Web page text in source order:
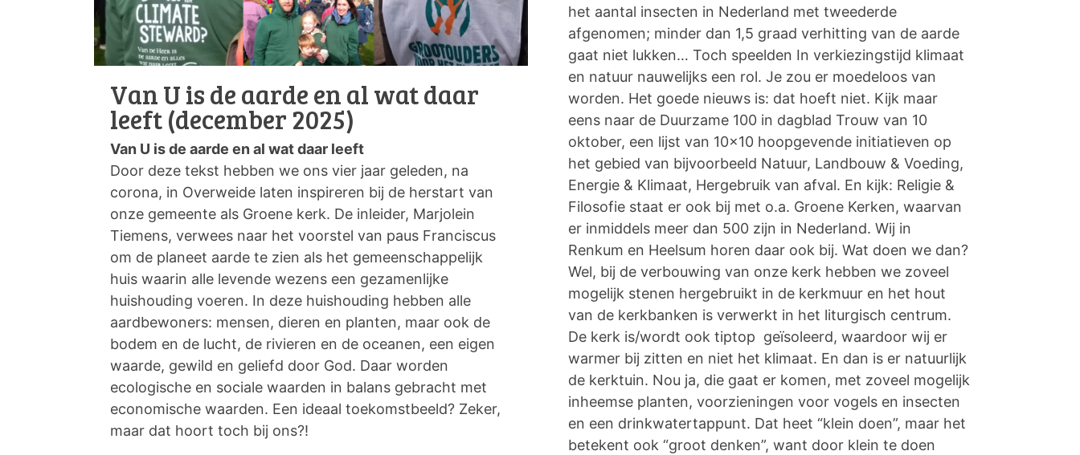
Van U is de aarde en al wat daar
leeft (december 2025)
Van U is de aarde en al wat daar leeft
Door deze tekst hebben we ons vier jaar geleden, na
corona, in Overweide laten inspireren bij de herstart van
onze gemeente als Groene kerk. De inleider, Marjolein
Tiemens, verwees naar het voorstel van paus Franciscus
om de planeet aarde te zien als het gemeenschappelijk
huis waarin alle levende wezens een gezamenlijke
huishouding voeren. In deze huishouding hebben alle
aardbewoners: mensen, dieren en planten, maar ook de
bodem en de lucht, de rivieren en de oceanen, een eigen
waarde, gewild en geliefd door God. Daar worden
ecologische en sociale waarden in balans gebracht met
economische waarden. Een ideaal toekomstbeeld? Zeker,
maar dat hoort toch bij ons?!
het aantal insecten in Nederland met tweederde
afgenomen; minder dan 1,5 graad verhitting van de aarde
gaat niet lukken… Toch speelden In verkiezingstijd klimaat
en natuur nauwelijks een rol. Je zou er moedeloos van
worden. Het goede nieuws is: dat hoeft niet. Kijk maar
eens naar de Duurzame 100 in dagblad Trouw van 10
oktober, een lijst van 10x10 hoopgevende initiatieven op
het gebied van bijvoorbeeld Natuur, Landbouw & Voeding,
Energie & Klimaat, Hergebruik van afval. En kijk: Religie &
Filosofie staat er ook bij met o.a. Groene Kerken, waarvan
er inmiddels meer dan 500 zijn in Nederland. Wij in
Renkum en Heelsum horen daar ook bij. Wat doen we dan?
Wel, bij de verbouwing van onze kerk hebben we zoveel
mogelijk stenen hergebruikt in de kerkmuur en het hout
van de kerkbanken is verwerkt in het liturgisch centrum.
De kerk is/wordt ook tiptop geïsoleerd, waardoor wij er
warmer bij zitten en niet het klimaat. En dan is er natuurlijk
de kerktuin. Nou ja, die gaat er komen, met zoveel mogelijk
inheemse planten, voorzieningen voor vogels en insecten
en een drinkwatertappunt. Dat heet “klein doen”, maar het
betekent ook “groot denken”, want door klein te doen